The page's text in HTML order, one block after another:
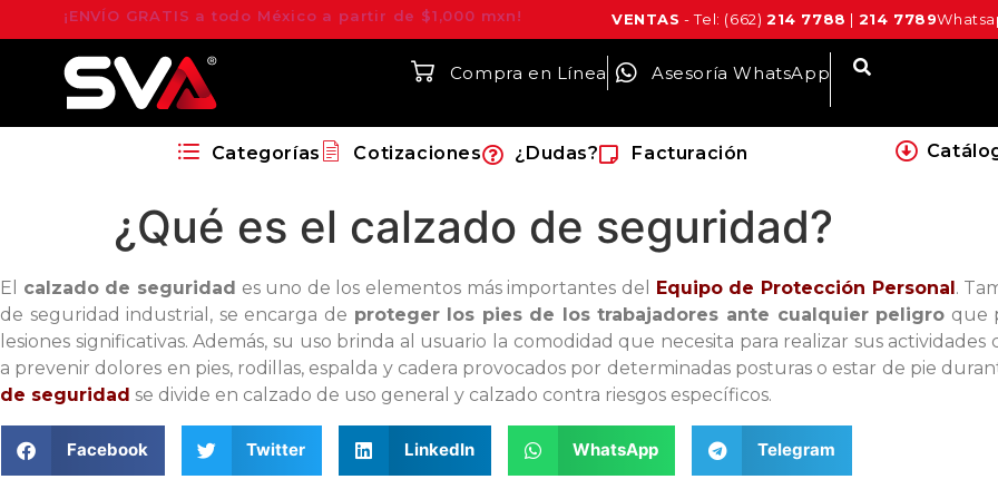
¡ENVÍO GRATIS a todo México a partir de $1,000 mxn! VENTAS - Tel: (662)214 7788 | 214 7789
Compra en Línea Asesoría WhatsApp
Categorías Cotizaciones ¿Dudas? Facturación
¿Qué es el calzado de seguridad?
El calzado de seguridad es uno de los elementos más importantes del Equipo de Protección Personal .
de seguridad industrial , se encarga de proteger los pies de los trabajadores ante cualquier peligro que
lesiones significativas. Además, su uso brinda al usuario la comodidad que necesita para realizar sus
a prevenir dolores en pies, rodillas, espalda y cadera provocados por determinadas posturas o estar de pie
de seguridad se divide en calzado de uso general y calzado contra riesgos específicos.
Facebook Twitter LinkedIn WhatsApp Telegram